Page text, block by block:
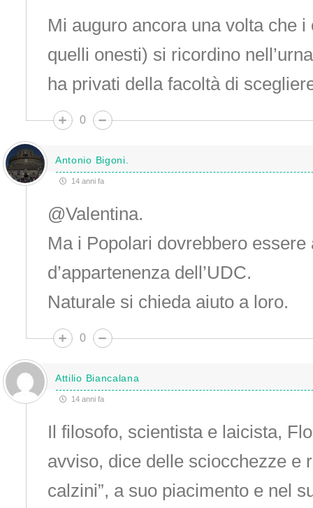
Mi auguro ancora una volta che
quelli onesti) si ricordino
ha privati della facoltà di
0
Antonio Bigoni.
14 anni fa
@Valentina.
Ma i Popolari dovrebbero essere
d’appartenenza dell’UDC.
Naturale si chieda aiuto a loro.
0
Attilio Biancalana
14 anni fa
Il filosofo, scientista e laicista,
avviso, dice delle sciocchezze e
calzini”, a suo piacimento e nel